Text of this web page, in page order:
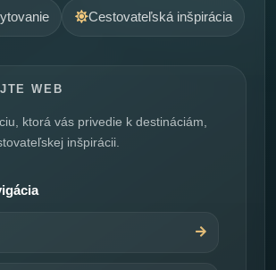
Cestovateľská inšpirácia
WEB
ktorá vás privedie k destináciám,
inšpirácii.